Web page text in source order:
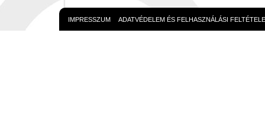
IMPRESSZUM ADATVÉDELEM ÉS FELHASZNÁLÁSI